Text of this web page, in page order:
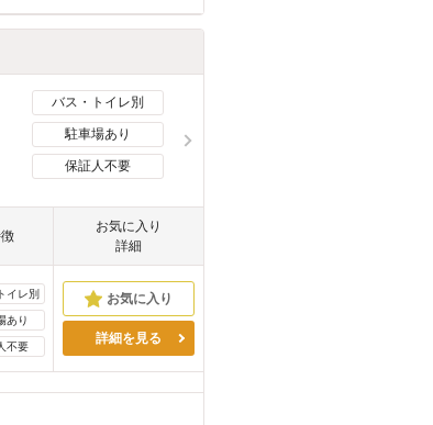
バス・トイレ別
駐車場あり
保証人不要
お気に入り
詳細
イレ別
あり
不要
詳細を見る